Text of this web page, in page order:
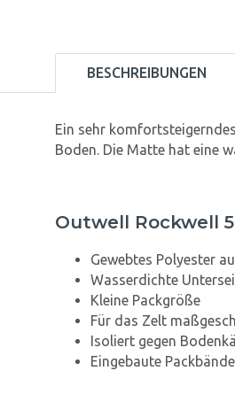
BESCHREIBUNGEN
Ein sehr
Boden. Die Matte hat eine
Outwell Rockwell
Gewebtes Polyester
Wasserdichte
Kleine Packgröße
Für das Zelt
Isoliert gegen
Eingebaute